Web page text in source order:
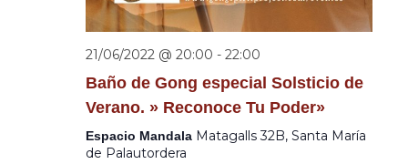
21/06/2022 @ 20:00 - 22:00
Baño de Gong especial Solsticio de
Verano. » Reconoce Tu Poder»
Espacio Mandala Matagalls 32B, Santa María
de Palautordera